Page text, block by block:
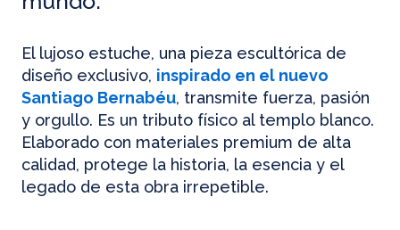
El lujoso estuche, una pieza escultórica de
diseño exclusivo, inspirado en el nuevo
Santiago Bernabéu, transmite fuerza, pasión
y orgullo. Es un tributo físico al templo blanco.
Elaborado con materiales premium de alta
calidad, protege la historia, la esencia y el
legado de esta obra irrepetible.